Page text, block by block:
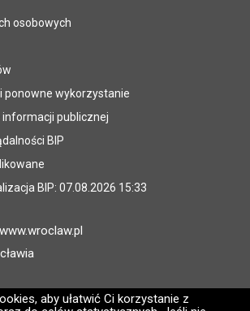
aby ułatwić Ci korzystanie z
osobowych
ponowne wykorzystanie
informacji publicznej
BIP
BIP: 07.08.2026 15:33
Wrocław